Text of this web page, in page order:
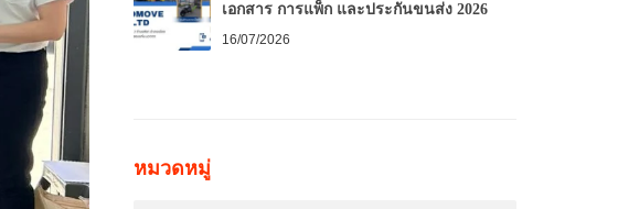
เอกสาร การแพ็ก และประกันขนส่ง 2026
16/07/2026
หมวดหมู่